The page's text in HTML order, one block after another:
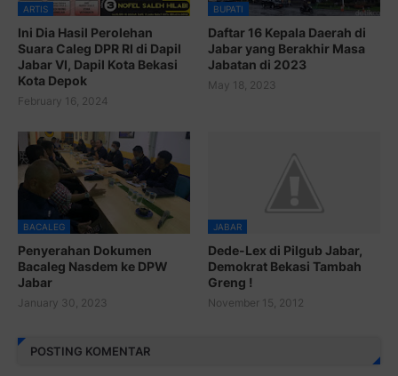
ARTIS
Ini Dia Hasil Perolehan
Suara Caleg DPR RI di Dapil
Jabar VI, Dapil Kota Bekasi
Kota Depok
February 16, 2024
BUPATI
Daftar 16 Kepala Daerah di
Jabar yang Berakhir Masa
Jabatan di 2023
May 18, 2023
BACALEG
Penyerahan Dokumen
Bacaleg Nasdem ke DPW
Jabar
January 30, 2023
JABAR
Dede-Lex di Pilgub Jabar,
Demokrat Bekasi Tambah
Greng !
November 15, 2012
POSTING KOMENTAR